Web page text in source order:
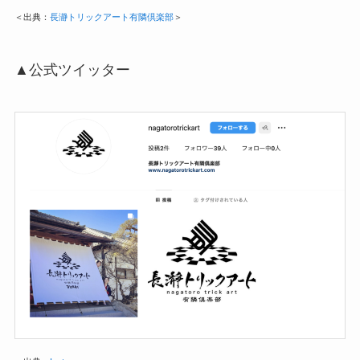
＜出典： 長瀞トリックアート有隣倶楽部＞
▲公式ツイッター